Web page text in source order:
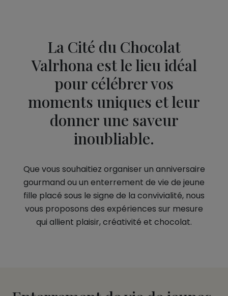
La Cité du Chocolat
Valrhona est le lieu idéal
pour célébrer vos
moments uniques et leur
donner une saveur
inoubliable.
Que vous souhaitiez organiser un anniversaire
gourmand ou un enterrement de vie de jeune
fille placé sous le signe de la convivialité, nous
vous proposons des expériences sur mesure
qui allient plaisir, créativité et chocolat.